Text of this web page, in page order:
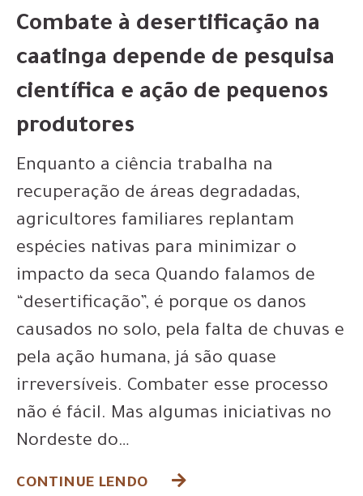
Combate à desertificação na
caatinga depende de pesquisa
científica e ação de pequenos
produtores
Enquanto a ciência trabalha na
recuperação de áreas degradadas,
agricultores familiares replantam
espécies nativas para minimizar o
impacto da seca Quando falamos de
“desertificação”, é porque os danos
causados no solo, pela falta de chuvas e
pela ação humana, já são quase
irreversíveis. Combater esse processo
não é fácil. Mas algumas iniciativas no
Nordeste do…
CONTINUE LENDO